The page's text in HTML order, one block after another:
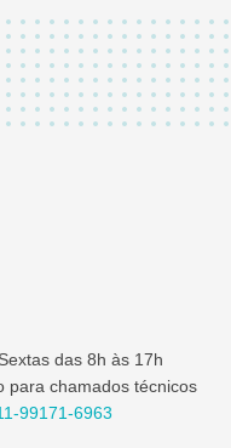
das 8h às 17h
para chamados técnicos
99171-6963